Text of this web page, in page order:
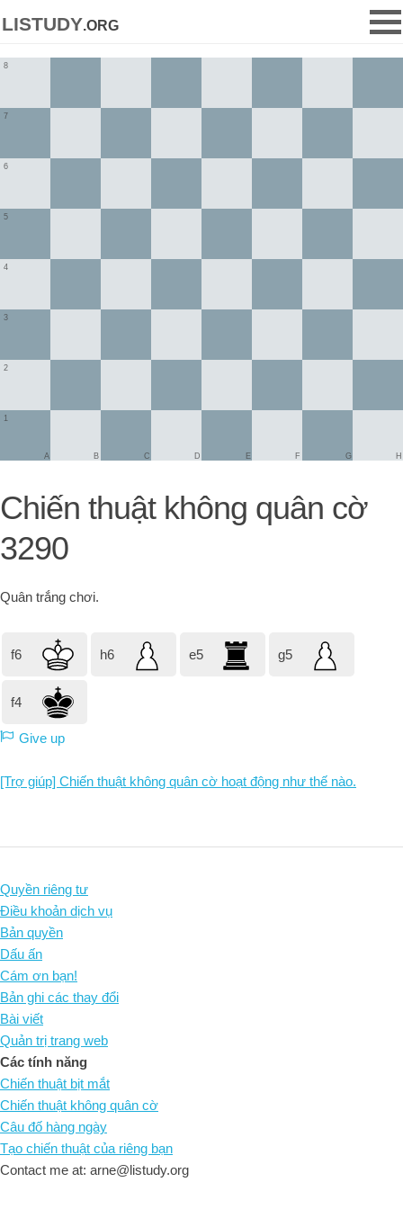
listudy.org
1
2
3
4
5
6
7
8
A B C D E F G H
Chiến thuật không quân cờ
3290
Quân trắng chơi.
f6 h6 e5 g5
f4
Give up
[Trợ giúp] Chiến thuật không quân cờ hoạt động như thế nào.
Quyền riêng tư
Điều khoản dịch vụ
Bản quyền
Dấu ấn
Cám ơn bạn!
Bản ghi các thay đổi
Bài viết
Quản trị trang web
Các tính năng
Chiến thuật bịt mắt
Chiến thuật không quân cờ
Câu đố hàng ngày
Tạo chiến thuật của riêng bạn
Contact me at: arne@listudy.org